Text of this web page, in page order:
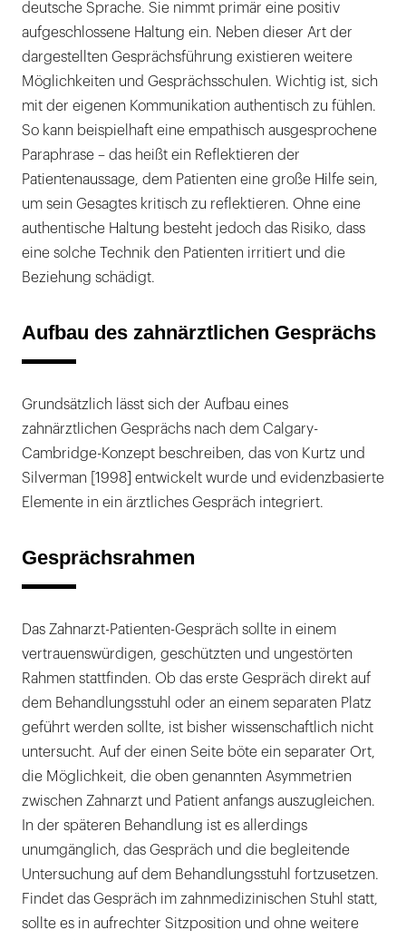
deutsche Sprache. Sie nimmt primär eine positiv
aufgeschlossene Haltung ein. Neben dieser Art der
dargestellten Gesprächsführung existieren weitere
Möglichkeiten und Gesprächsschulen. Wichtig ist, sich
mit der eigenen Kommunikation authentisch zu fühlen.
So kann beispielhaft eine empathisch ausgesprochene
Paraphrase – das heißt ein Reflektieren der
Patientenaussage, dem Patienten eine große Hilfe sein,
um sein Gesagtes kritisch zu reflektieren. Ohne eine
authentische Haltung besteht jedoch das Risiko, dass
eine solche Technik den Patienten irritiert und die
Beziehung schädigt.
Aufbau des zahnärztlichen Gesprächs
Grundsätzlich lässt sich der Aufbau eines
zahnärztlichen Gesprächs nach dem Calgary-
Cambridge-Konzept beschreiben, das von Kurtz und
Silverman [1998] entwickelt wurde und evidenzbasierte
Elemente in ein ärztliches Gespräch integriert.
Gesprächsrahmen
Das Zahnarzt-Patienten-Gespräch sollte in einem
vertrauenswürdigen, geschützten und ungestörten
Rahmen stattfinden. Ob das erste Gespräch direkt auf
dem Behandlungsstuhl oder an einem separaten Platz
geführt werden sollte, ist bisher wissenschaftlich nicht
untersucht. Auf der einen Seite böte ein separater Ort,
die Möglichkeit, die oben genannten Asymmetrien
zwischen Zahnarzt und Patient anfangs auszugleichen.
In der späteren Behandlung ist es allerdings
unumgänglich, das Gespräch und die begleitende
Untersuchung auf dem Behandlungsstuhl fortzusetzen.
Findet das Gespräch im zahnmedizinischen Stuhl statt,
sollte es in aufrechter Sitzposition und ohne weitere